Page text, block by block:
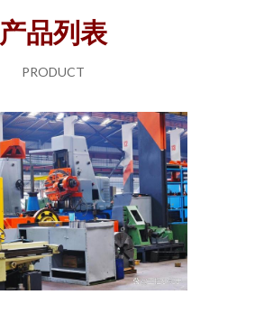
产品列表
PRODUCT